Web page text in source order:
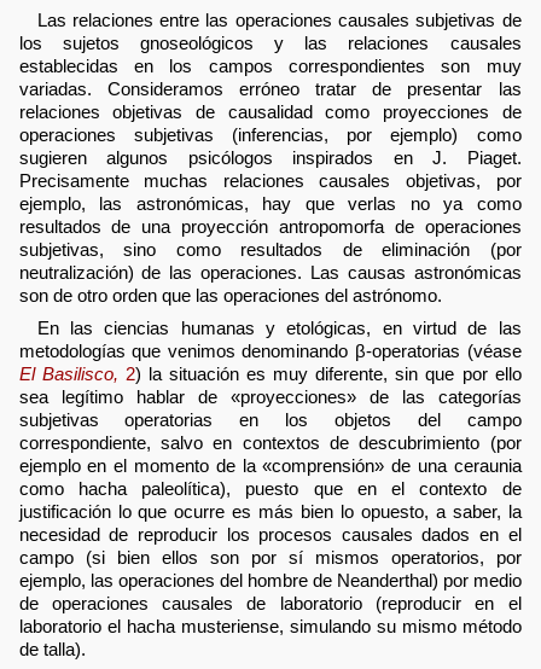
Las relaciones entre las operaciones causales subjetivas de
los sujetos gnoseológicos y las relaciones causales
establecidas en los campos correspondientes son muy
variadas. Consideramos erróneo tratar de presentar las
relaciones objetivas de causalidad como proyecciones de
operaciones subjetivas (inferencias, por ejemplo) como
sugieren algunos psicólogos inspirados en J. Piaget.
Precisamente muchas relaciones causales objetivas, por
ejemplo, las astronómicas, hay que verlas no ya como
resultados de una proyección antropomorfa de operaciones
subjetivas, sino como resultados de eliminación (por
neutralización) de las operaciones. Las causas astronómicas
son de otro orden que las operaciones del astrónomo.
En las ciencias humanas y etológicas, en virtud de las
metodologías que venimos denominando β-operatorias (véase
El Basilisco, 2) la situación es muy diferente, sin que por ello
sea legítimo hablar de «proyecciones» de las categorías
subjetivas operatorias en los objetos del campo
correspondiente, salvo en contextos de descubrimiento (por
ejemplo en el momento de la «comprensión» de una ceraunia
como hacha paleolítica), puesto que en el contexto de
justificación lo que ocurre es más bien lo opuesto, a saber, la
necesidad de reproducir los procesos causales dados en el
campo (si bien ellos son por sí mismos operatorios, por
ejemplo, las operaciones del hombre de Neanderthal) por medio
de operaciones causales de laboratorio (reproducir en el
laboratorio el hacha musteriense, simulando su mismo método
de talla).